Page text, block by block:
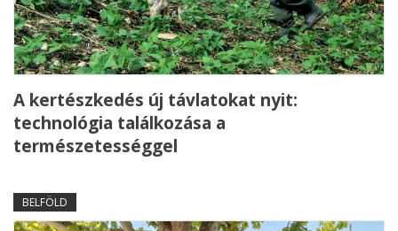
A kertészkedés új távlatokat nyit:
technológia találkozása a
természetességgel
BELFÖLD